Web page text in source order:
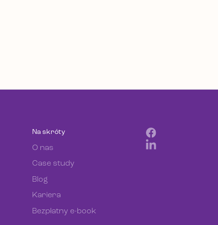
Na skróty
O nas
Case study
Blog
Kariera
Bezpłatny e-book